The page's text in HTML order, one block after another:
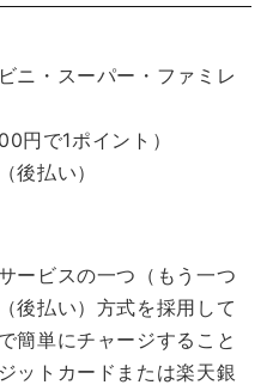
ニ・スーパー・ファミレ
円で1ポイント）
後払い）
ービスの一つ（もう一つ
後払い）方式を採用して
簡単にチャージすること
ットカードまたは楽天銀